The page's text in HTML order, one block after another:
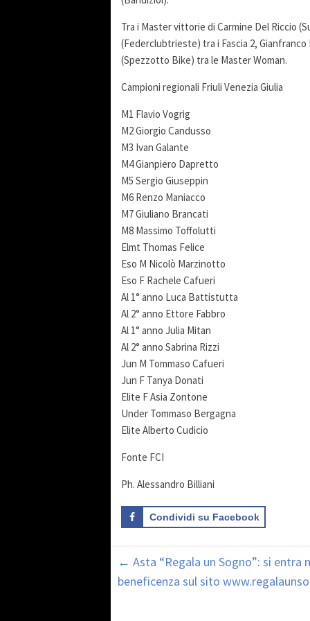
Tra i Master vittorie di Carmine Del Riccio
(Federclubtrieste) tra i Fascia 2, Gianfranco
(Spezzotto Bike) tra le Master Woman.
Campioni regionali Friuli Venezia Giulia
M1 Flavio Vogrig
M2 Giorgio Candusso
M3 Ivan Galante
M4 Gianpiero Dapretto
M5 Sergio Giuseppin
M6 Renzo Maniacco
M7 Giuliano Brancati
M8 Massimo Toffolutti
Elmt Thomas Felice
Eso M Nicolò Marzinotto
Eso F Rachele Cafueri
Al 1° anno Luca Battistutta
Al 2° anno Ettore Fabbro
Al 1° anno Julia Mitan
Al 2° anno Sabrina Rizzi
Jun M Tommaso Cafueri
Jun F Tanya Donati
Elite F Asia Zontone
Under Tommaso Bergagna
Elite Alberto Cudicio
Fonte FCI
Ph. Alessandro Billiani
Condividi su Facebook
← Asta “Regala un Sogno”: si
beneficenza sul sito